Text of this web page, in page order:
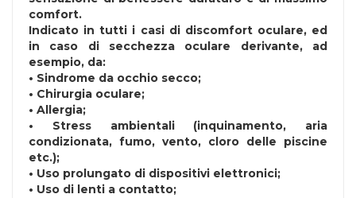
comfort.
Indicato in tutti i casi di discomfort oculare, ed
in caso di secchezza oculare derivante, ad
esempio, da:
• Sindrome da occhio secco;
• Chirurgia oculare;
• Allergia;
• Stress ambientali (inquinamento, aria
condizionata, fumo, vento, cloro delle piscine
etc.);
• Uso prolungato di dispositivi elettronici;
• Uso di lenti a contatto;